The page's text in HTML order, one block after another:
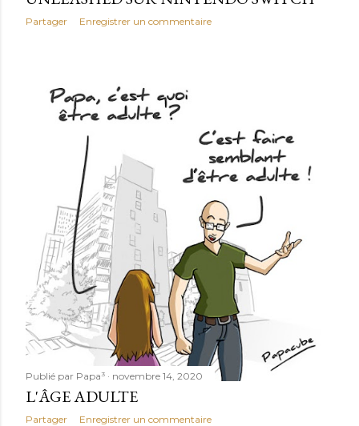
Partager Enregistrer un commentaire
Publié par Papa³ novembre 14, 2020
L'ÂGE ADULTE
Partager Enregistrer un commentaire